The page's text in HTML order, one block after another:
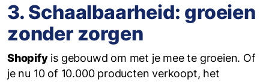
3. Schaalbaarheid: groeien
zonder zorgen
Shopifyis gebouwd om met je mee te groeien. Of
je nu 10 of 10.000 producten verkoopt, het